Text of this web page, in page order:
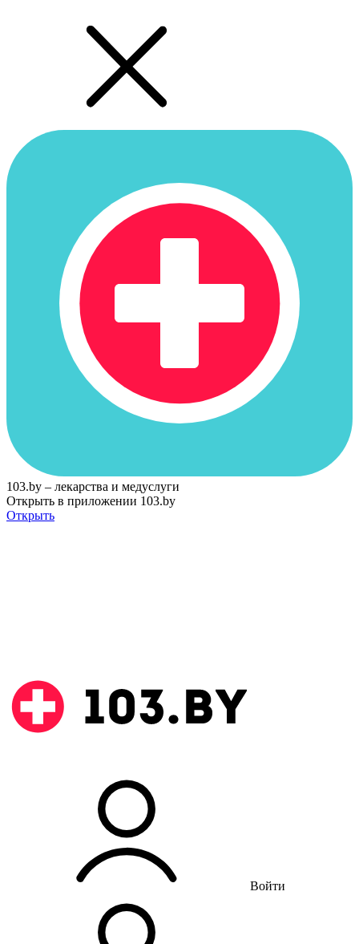
103.by – лекарства и медуслуги
Открыть в приложении 103.by
Открыть
Войти